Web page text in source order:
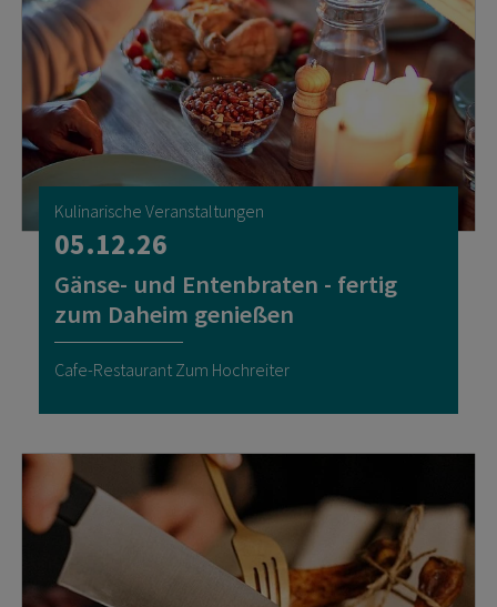
Kulinarische Veranstaltungen
05.12.26
Gänse- und Entenbraten - fertig
zum Daheim genießen
Cafe-Restaurant Zum Hochreiter